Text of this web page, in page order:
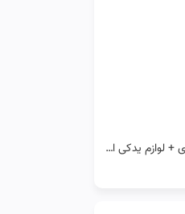
رنو ال۹۰: افسانه‌ای که نمی‌میرد! راز ماندگاری + لوازم یدکی اصل رنو ال90